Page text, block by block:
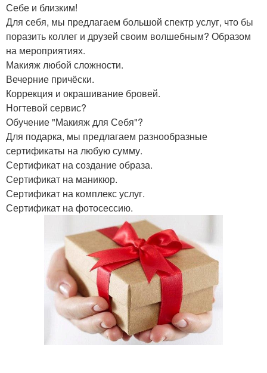
Себе и близким!
Для себя, мы предлагаем большой спектр услуг, что бы
поразить коллег и друзей своим волшебным? Образом
на мероприятиях.
Макияж любой сложности.
Вечерние причёски.
Коррекция и окрашивание бровей.
Ногтевой сервис?
Обучение "Макияж для Себя"?
Для подарка, мы предлагаем разнообразные
сертификаты на любую сумму.
Сертификат на создание образа.
Сертификат на маникюр.
Сертификат на комплекс услуг.
Сертификат на фотосессию.